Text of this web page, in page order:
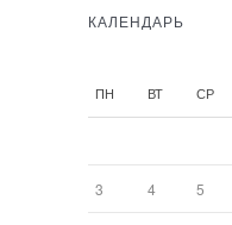
КАЛЕНДАРЬ
ПН ВТ СР
3 4 5